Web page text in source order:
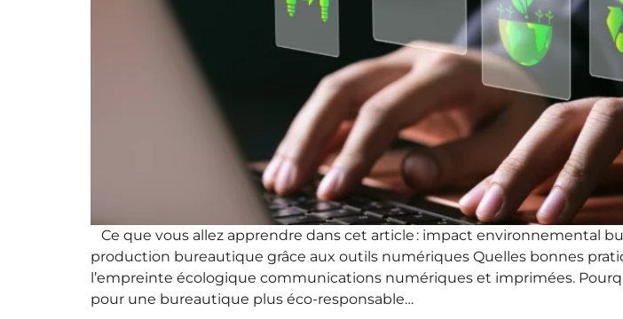
Ce que vous allez apprendre dans cet article : impact environnemental
production bureautique grâce aux outils numériques Quelles bonnes
l’empreinte écologique communications numériques et imprimées.
pour une bureautique plus éco-responsable…